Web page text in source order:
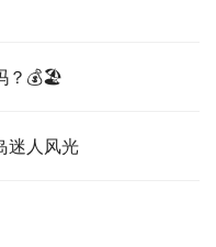
。🏞️ 记得放轻脚步，别
自己画的画。找个安静
有意义得多。我有个朋
？💰🏖️
迷人风光